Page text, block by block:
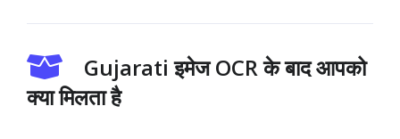
Gujarati इमेज OCR के बाद आपको
क्या मिलता है